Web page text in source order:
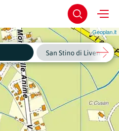
Geoplan.it
San Stino di Livenza -